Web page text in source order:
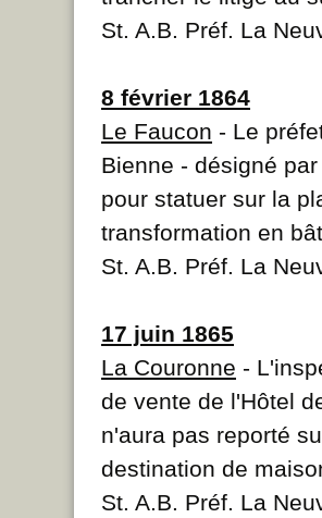
St. A.B. Préf. La
8 février 1864
Le Faucon - Le
Bienne - désigné
pour statuer sur la
transformation en
St. A.B. Préf. La
17 juin 1865
La Couronne -
de vente de l'Hôtel
n'aura pas reporté
destination de
St. A.B. Préf. La